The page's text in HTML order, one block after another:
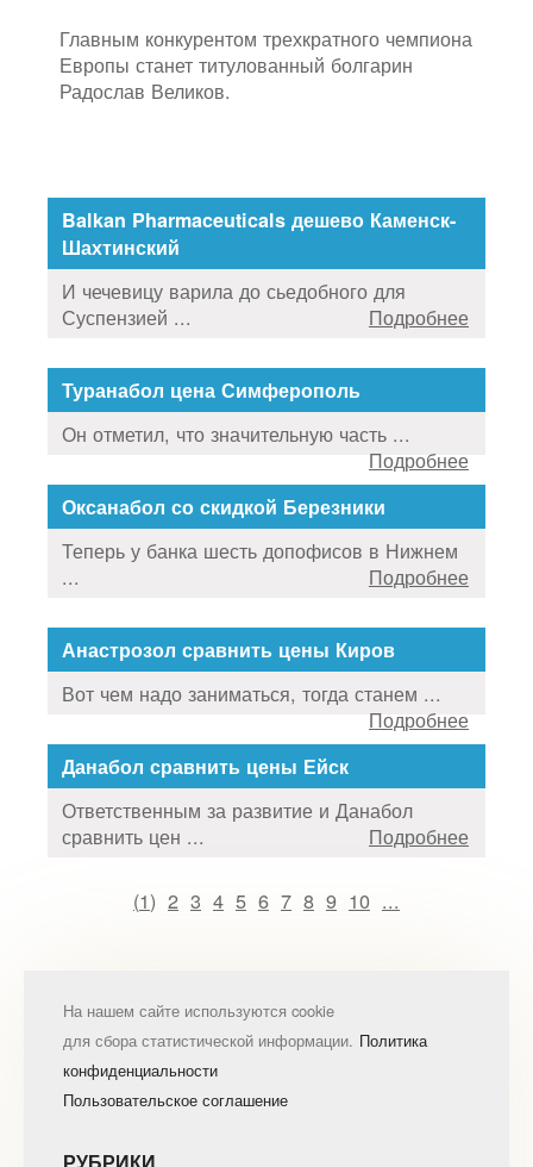
Главным конкурентом трехкратного чемпиона
Европы станет титулованный болгарин
Радослав Великов.
Balkan Pharmaceuticals дешево Каменск-
Шахтинский
И чечевицу варила до сьедобного для
Суспензией ...
Подробнее
Туранабол цена Симферополь
Он отметил, что значительную часть ...
Подробнее
Оксанабол со скидкой Березники
Теперь у банка шесть допофисов в Нижнем
...
Подробнее
Анастрозол сравнить цены Киров
Вот чем надо заниматься, тогда станем ...
Подробнее
Данабол сравнить цены Ейск
Ответственным за развитие и Данабол
сравнить цен ...
Подробнее
(1) 2 3 4 5 6 7 8 9 10 ...
На нашем сайте используются cookie
для сбора статистической информации. Политика
конфиденциальности
Пользовательское соглашение
РУБРИКИ